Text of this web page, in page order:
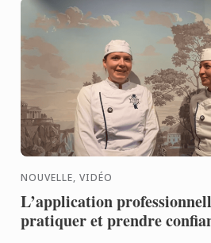
NOUVELLE, VIDÉO
L’application
pratiquer et prendre